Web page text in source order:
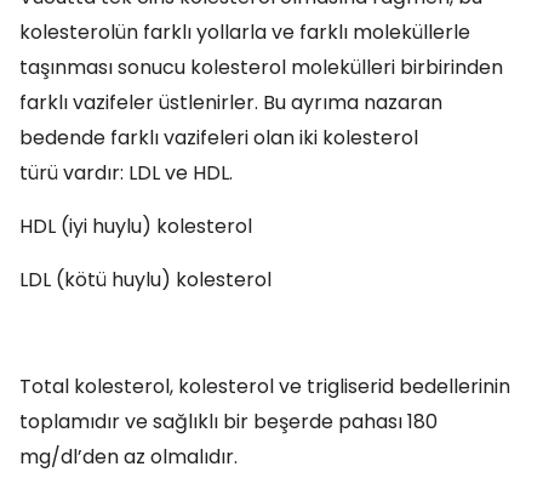
kolesterolün farklı yollarla ve farklı moleküllerle
taşınması sonucu kolesterol molekülleri birbirinden
farklı vazifeler üstlenirler. Bu ayrıma nazaran
bedende farklı vazifeleri olan iki kolesterol
türü vardır: LDL ve HDL.
HDL (iyi huylu) kolesterol
LDL (kötü huylu) kolesterol
Total kolesterol, kolesterol ve trigliserid bedellerinin
toplamıdır ve sağlıklı bir beşerde pahası 180
mg/dl’den az olmalıdır.